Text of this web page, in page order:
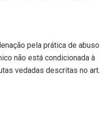
pela prática de abuso
não está condicionada à
vedadas descritas no art.